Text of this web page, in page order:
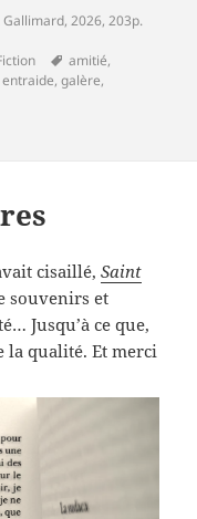
Gallimard, 2026, 203p.
Mots-
clés
amitié,
entraide,galère,
cisaillé,Saint
souvenirs et
Jusqu’à ce que,
la qualité. Et merci